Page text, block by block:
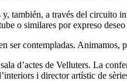
también, a través del
o similares por expreso
contempladas. Animamos,
d’actes de Velluters. La
i director artístic de